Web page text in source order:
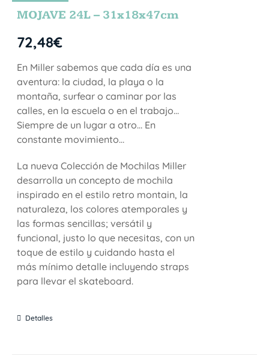
NTE
MOJAVE 24L – 31x18x47cm
72,48€
En Miller sabemos que cada día es una
aventura: la ciudad, la playa o la
montaña, surfear o caminar por las
calles, en la escuela o en el trabajo…
Siempre de un lugar a otro… En
constante movimiento…
La nueva Colección de Mochilas Miller
desarrolla un concepto de mochila
inspirado en el estilo retro montain, la
naturaleza, los colores atemporales y
las formas sencillas; versátil y
funcional, justo lo que necesitas, con un
toque de estilo y cuidando hasta el
más mínimo detalle incluyendo straps
para llevar el skateboard.
Detalles